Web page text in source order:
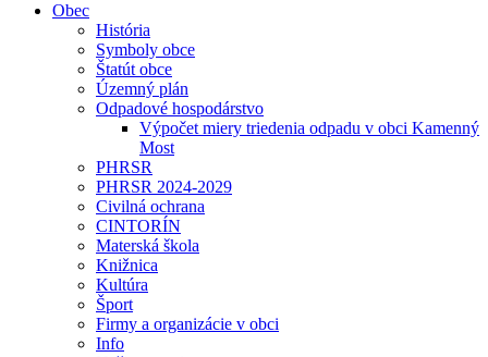
Obec
História
Symboly obce
Štatút obce
Územný plán
Odpadové hospodárstvo
Výpočet miery triedenia odpadu v obci Kamenný
Most
PHRSR
PHRSR 2024-2029
Civilná ochrana
CINTORÍN
Materská škola
Knižnica
Kultúra
Šport
Firmy a organizácie v obci
Info